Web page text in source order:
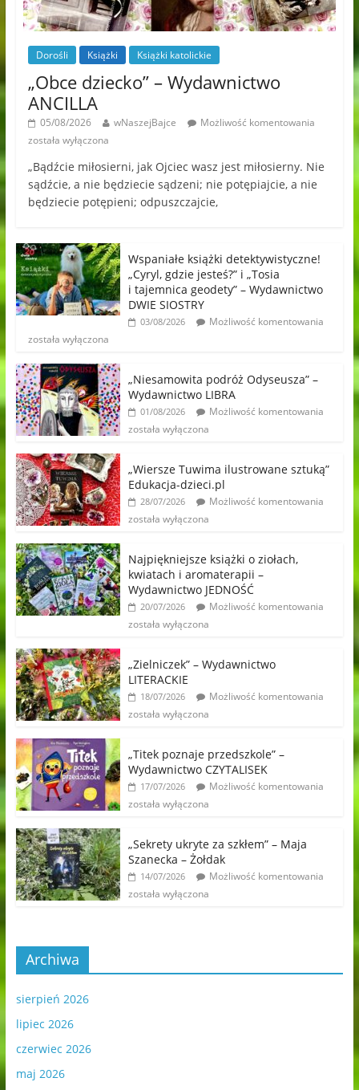
Dorośli Książki Książki katolickie
„Obce dziecko” – Wydawnictwo
ANCILLA
05/08/2026 wNaszejBajce
Możliwość komentowania
została wyłączona
„Bądźcie miłosierni, jak Ojciec wasz jest miłosierny. Nie
sądźcie, a nie będziecie sądzeni; nie potępiajcie, a nie
będziecie potępieni; odpuszczajcie,
Wspaniałe książki detektywistyczne!
„Cyryl, gdzie jesteś?” i „Tosia
i tajemnica geodety” – Wydawnictwo
DWIE SIOSTRY
03/08/2026
Możliwość komentowania
została wyłączona
„Niesamowita podróż Odyseusza” –
Wydawnictwo LIBRA
01/08/2026
Możliwość komentowania
została wyłączona
„Wiersze Tuwima ilustrowane sztuką”
Edukacja-dzieci.pl
28/07/2026
Możliwość komentowania
została wyłączona
Najpiękniejsze książki o ziołach,
kwiatach i aromaterapii –
Wydawnictwo JEDNOŚĆ
20/07/2026
Możliwość komentowania
została wyłączona
„Zielniczek” – Wydawnictwo
LITERACKIE
18/07/2026
Możliwość komentowania
została wyłączona
„Titek poznaje przedszkole” –
Wydawnictwo CZYTALISEK
17/07/2026
Możliwość komentowania
została wyłączona
„Sekrety ukryte za szkłem” – Maja
Szanecka – Żołdak
14/07/2026
Możliwość komentowania
została wyłączona
Archiwa
sierpień 2026
lipiec 2026
czerwiec 2026
maj 2026